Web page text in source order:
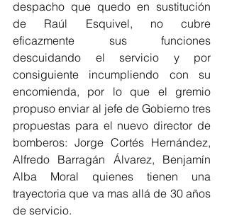
despacho que quedo en sustitución
de Raúl Esquivel, no cubre
eficazmente sus funciones
descuidando el servicio y por
consiguiente incumpliendo con su
encomienda, por lo que el gremio
propuso enviar al jefe de Gobierno tres
propuestas para el nuevo director de
bomberos: Jorge Cortés Hernández,
Alfredo Barragán Álvarez, Benjamín
Alba Moral quienes tienen una
trayectoria que va mas allá de 30 años
de servicio.